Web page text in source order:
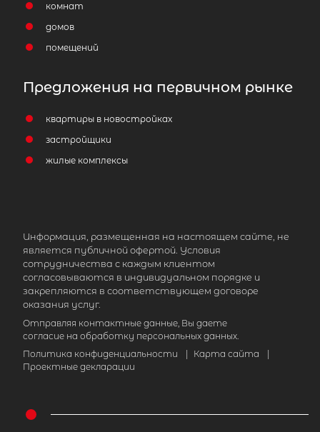
комнат
домов
помещений
Предложения на первичном рынке
квартиры в новостройках
застройщики
жилые комплексы
Информация, размещенная на настоящем сайте, не
является публичной офертой. Условия
сотрудничества с каждым клиентом
согласовываются в индивидуальном порядке и
закрепляются в соответствующем договоре
оказания услуг.
Отправляя контактные данные, Вы даете
согласие на обработку персональных данных.
Политика конфиденциальности
Карта сайта
Проектные декларации